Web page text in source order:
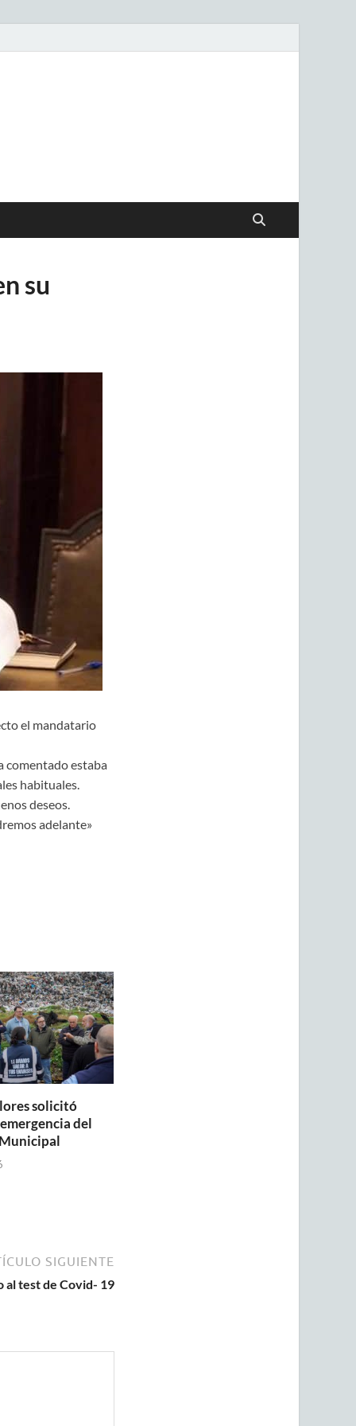
su
el mandatario
comentado estaba
habituales.
deseos.
adelante»
solicitó
del
SIGUIENTE
al test de Covid- 19